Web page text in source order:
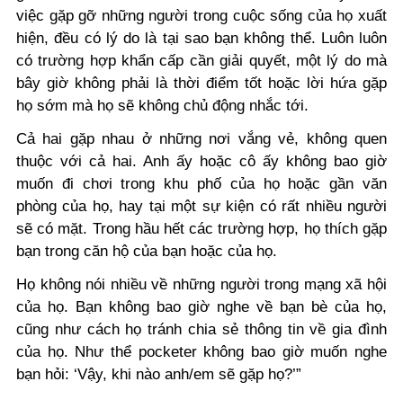
việc gặp gỡ những người trong cuộc sống của họ xuất
hiện, đều có lý do là tại sao bạn không thể. Luôn luôn
có trường hợp khẩn cấp cần giải quyết, một lý do mà
bây giờ không phải là thời điểm tốt hoặc lời hứa gặp
họ sớm mà họ sẽ không chủ động nhắc tới.
Cả hai gặp nhau ở những nơi vắng vẻ, không quen
thuộc với cả hai. Anh ấy hoặc cô ấy không bao giờ
muốn đi chơi trong khu phố của họ hoặc gần văn
phòng của họ, hay tại một sự kiện có rất nhiều người
sẽ có mặt. Trong hầu hết các trường hợp, họ thích gặp
bạn trong căn hộ của bạn hoặc của họ.
Họ không nói nhiều về những người trong mạng xã hội
của họ. Bạn không bao giờ nghe về bạn bè của họ,
cũng như cách họ tránh chia sẻ thông tin về gia đình
của họ. Như thể pocketer không bao giờ muốn nghe
bạn hỏi: ‘Vậy, khi nào anh/em sẽ gặp họ?’”